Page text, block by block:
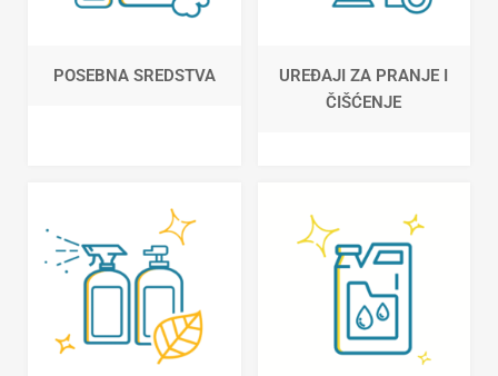
POSEBNA SREDSTVA
UREĐAJI ZA PRANJE I
ČIŠĆENJE